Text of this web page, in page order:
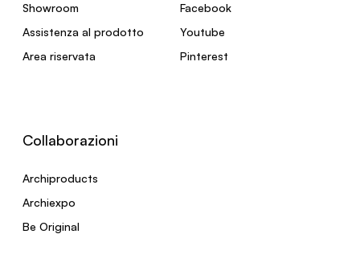
Showroom
Assistenza al prodotto
Area riservata
Facebook
Youtube
Pinterest
Collaborazioni
Archiproducts
Archiexpo
Be Original